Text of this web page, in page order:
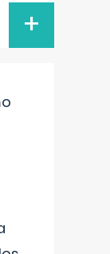
+